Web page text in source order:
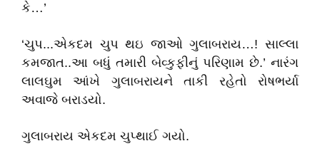
કે…’
‘ચુપ...એકદમ ચુપ થઇ જાઓ ગુલાબરાય…! સાલ્લા
કમજાત..આ બધું તમારી બેવ્કુફીનું પરિણામ છે.’ નારંગ
લાલઘુમ આંખે ગુલાબરાયને તાકી રહેતો રોષભર્યા
અવાજે બરાડયો.
ગુલાબરાય એકદમ ચુપ્થાઈ ગયો.